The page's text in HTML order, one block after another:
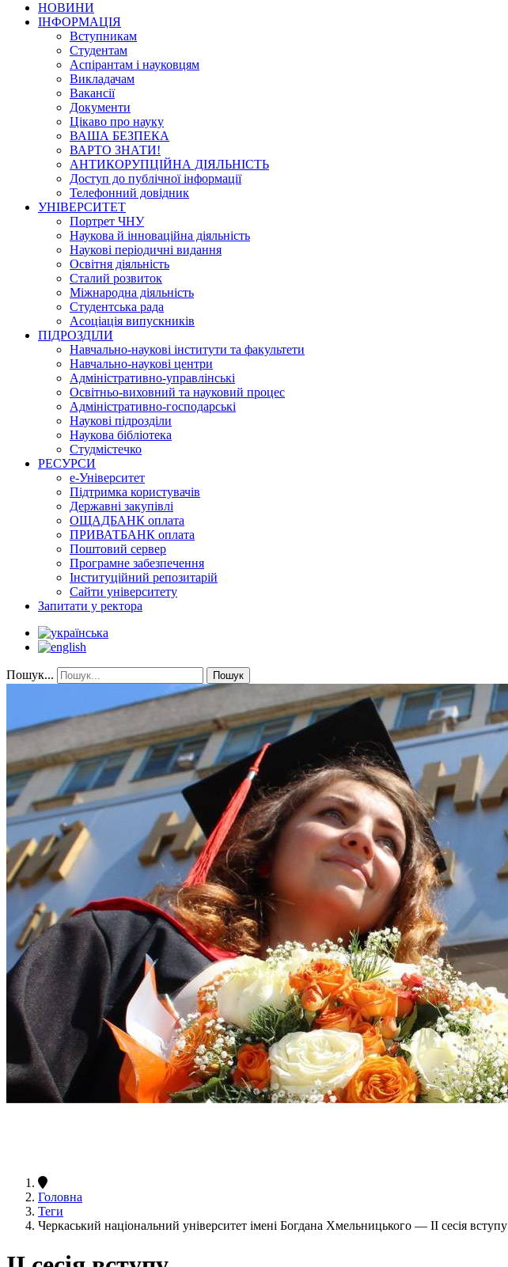
НОВИНИ
ІНФОРМАЦІЯ
Вступникам
Студентам
Аспірантам і науковцям
Викладачам
Вакансії
Документи
Цікаво про науку
ВАША БЕЗПЕКА
ВАРТО ЗНАТИ!
АНТИКОРУПЦІЙНА ДІЯЛЬНІСТЬ
Доступ до публічної інформації
Телефонний довідник
УНІВЕРСИТЕТ
Портрет ЧНУ
Наукова й інноваційна діяльність
Наукові періодичні видання
Освітня діяльність
Сталий розвиток
Міжнародна діяльність
Студентська рада
Асоціація випускників
ПІДРОЗДІЛИ
Навчально-наукові інститути та факультети
Навчально-наукові центри
Адміністративно-управлінські
Освітньо-виховний та науковий процес
Адміністративно-господарські
Наукові підрозділи
Наукова бібліотека
Студмістечко
РЕСУРСИ
е-Університет
Підтримка користувачів
Державні закупівлі
ОЩАДБАНК оплата
ПРИВАТБАНК оплата
Поштовий сервер
Програмне забезпечення
Інституційний репозитарій
Сайти університету
Запитати у ректора
Пошук... Пошук
Головна
Теги
Черкаський національний університет імені Богдана Хмельницького — ІІ сесія вступу